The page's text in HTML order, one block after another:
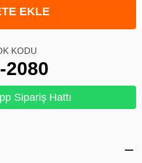
KODU
2080
Sipariş Hattı